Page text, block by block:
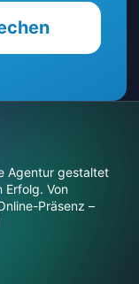
Agentur gestaltet
Erfolg. Von
Präsenz –